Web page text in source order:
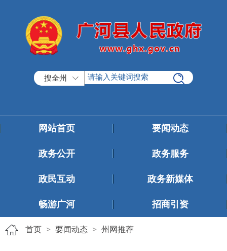
搜全州
网站首页 要闻动态
政务公开 政务服务
政民互动 政务新媒体
畅游广河 招商引资
首页 > 要闻动态 > 州网推荐